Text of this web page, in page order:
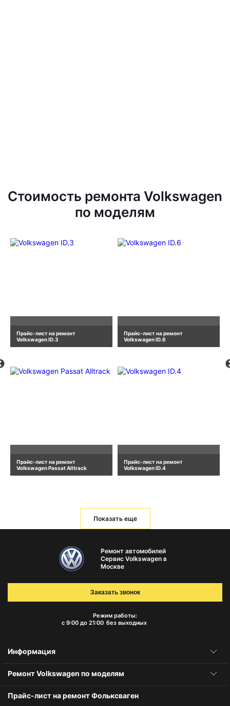
Стоимость ремонта Volkswagen
по моделям
Прайс-лист на ремонт
Volkswagen ID.3
Прайс-лист на ремонт
Volkswagen Passat Alltrack
Прайс-лист на ремонт
Volkswagen ID.6
Прайс-лист на ремонт
Volkswagen ID.4
Показать еще
Ремонт автомобилей
Сервис Volkswagen в
Москве
Режим работы:
с 9:00 до 21:00 без выходных
Заказать звонок
Информация
Ремонт Volkswagen по моделям
Прайс-лист на ремонт Фольксваген